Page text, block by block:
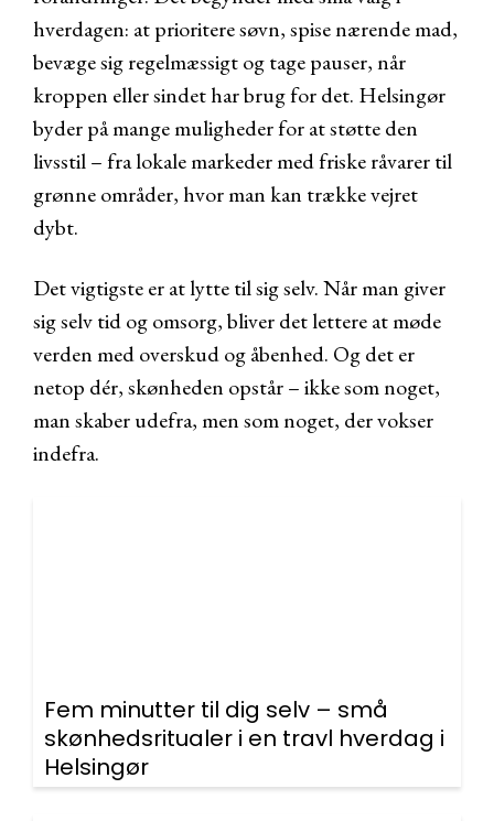
hverdagen: at prioritere søvn, spise nærende mad,
bevæge sig regelmæssigt og tage pauser, når
kroppen eller sindet har brug for det. Helsingør
byder på mange muligheder for at støtte den
livsstil – fra lokale markeder med friske råvarer til
grønne områder, hvor man kan trække vejret
dybt.
Det vigtigste er at lytte til sig selv. Når man giver
sig selv tid og omsorg, bliver det lettere at møde
verden med overskud og åbenhed. Og det er
netop dér, skønheden opstår – ikke som noget,
man skaber udefra, men som noget, der vokser
indefra.
Fem minutter til dig selv – små
skønhedsritualer i en travl hverdag i
Helsingør